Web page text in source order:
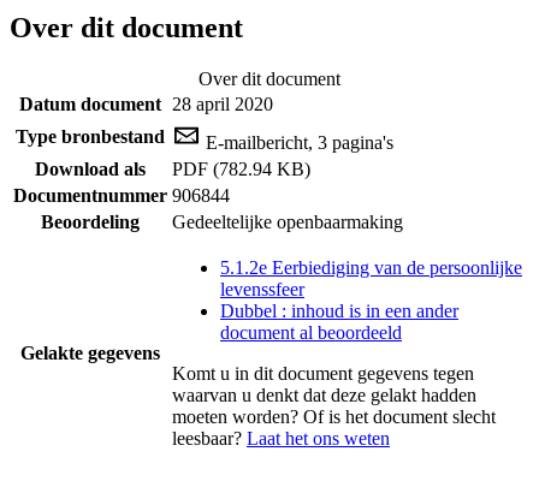
Over dit document
Over dit document
Datum document 28 april 2020
Type bronbestand
E-mailbericht, 3 pagina's
Download als
PDF (782.94 KB)
Documentnummer 906844
Beoordeling
Gedeeltelijke openbaarmaking
Gelakte gegevens
5.1.2e Eerbiediging van de persoonlijke
levenssfeer
Dubbel : inhoud is in een ander
document al beoordeeld
Komt u in dit document gegevens tegen
waarvan u denkt dat deze gelakt hadden
moeten worden? Of is het document slecht
leesbaar? Laat het ons weten